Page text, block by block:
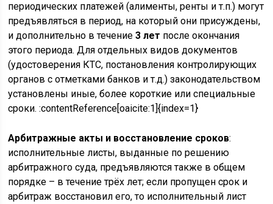
периодических платежей (алименты, ренты и т.п.) могут
предъявляться в период, на который они присуждены,
и дополнительно в течение3 лет после окончания
этого периода. Для отдельных видов документов
(удостоверения КТС, постановления контролирующих
органов с отметками банков и т.д.) законодательством
установлены иные, более короткие или специальные
сроки. :contentReference[oaicite:1]{index=1}
Арбитражные акты и восстановление сроков:
исполнительные листы, выданные по решению
арбитражного суда, предъявляются также в общем
порядке – в течение трёх лет; если пропущен срок и
арбитраж восстановил его, то исполнительный лист